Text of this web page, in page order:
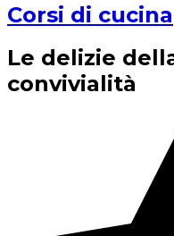
Corsi di cucina
Le delizie
convivialità